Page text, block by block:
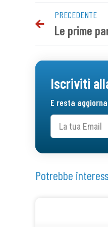
PRECEDENTE
Iscriviti
E resta
Potrebbe